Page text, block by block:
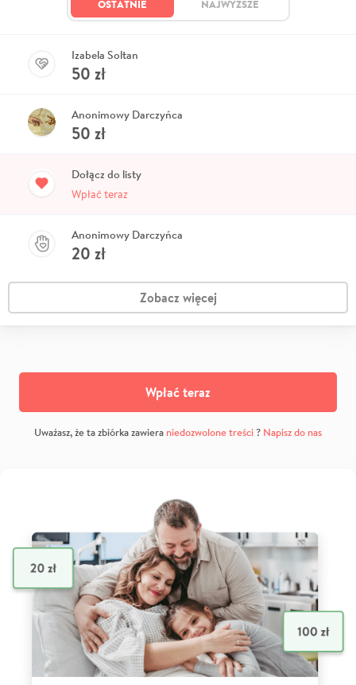
OSTATNIE NAJWYŻSZE
Izabela Soltan
50 zł
Anonimowy Darczyńca
50 zł
Dołącz do listy
Wpłać teraz
Anonimowy Darczyńca
20 zł
Zobacz więcej
Wpłać teraz
Uważasz, że ta zbiórka zawiera niedozwolone treści? Napisz do nas